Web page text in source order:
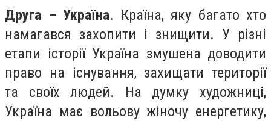
Друга – Україна. Країна, яку багато хто
намагався захопити і знищити. У різні
етапи історії Україна змушена доводити
право на існування, захищати території
та своїх людей. На думку художниці,
Україна має вольову жіночу енергетику,